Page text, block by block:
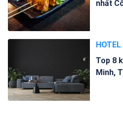
nhất
Top 8
Minh,